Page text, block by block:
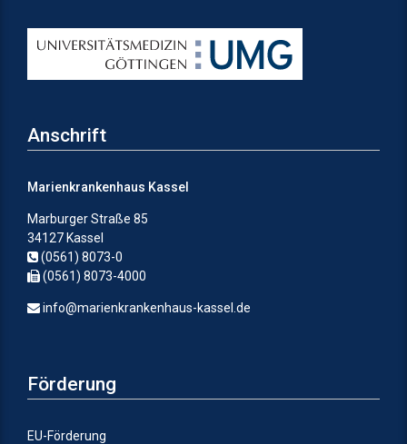
Anschrift
Marienkrankenhaus Kassel
Marburger Straße 85
34127 Kassel
(0561) 8073-0
(0561) 8073-4000
info@marienkrankenhaus-kassel.de
Förderung
EU-Förderung